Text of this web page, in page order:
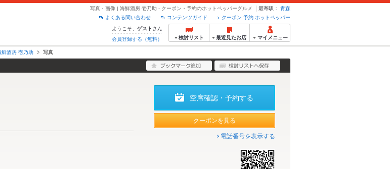
写真・画像 | 海鮮酒房 壱乃助 - クーポン・予約のホットペッパーグルメ 最寄駅：
青森
クーポン 予約 ホットペッパー
コンテンツガイド
よくある問い合わせ
ようこそ、 ゲスト さん
会員登録する（無料）
検討リスト 最近見たお店 マイメニュー
鮮酒房 壱乃助 写真
空席確認・予約する
クーポンを見る
電話番号を表示する